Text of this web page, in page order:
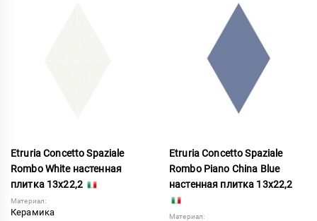
Etruria Concetto Spaziale
Rombo White настенная
плитка 13x22,2
Материал:
Керамика
Etruria Concetto Spaziale
Rombo Piano China Blue
настенная плитка 13x22,2
Материал: